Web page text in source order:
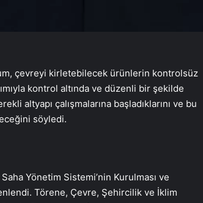
çevreyi kirletebilecek ürünlerin kontrolsüz
kontrol altında ve düzenli bir şekilde
altyapı çalışmalarına başladıklarını ve bu
söyledi.
Yönetim Sistemi’nin Kurulması ve
Törene, Çevre, Şehircilik ve İklim